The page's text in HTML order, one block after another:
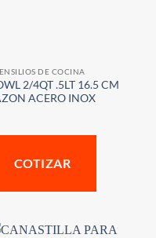
DE COCINA
2/4QT .5LT 16.5 CM
ACERO INOX
COTIZAR